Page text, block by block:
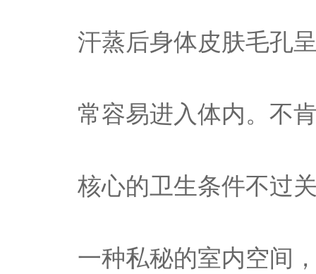
汗蒸后身体皮肤毛孔
常容易进入体内。不
核心的卫生条件不过
一种私秘的室内空间